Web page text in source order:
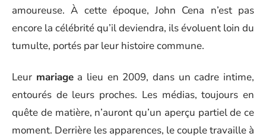
amoureuse. À cette époque, John Cena n’est pas
encore la célébrité qu’il deviendra, ils évoluent loin du
tumulte, portés par leur histoire commune.
Leur mariagea lieu en 2009, dans un cadre intime,
entourés de leurs proches. Les médias, toujours en
quête de matière, n’auront qu’un aperçu partiel de ce
moment. Derrière les apparences, le couple travaille à